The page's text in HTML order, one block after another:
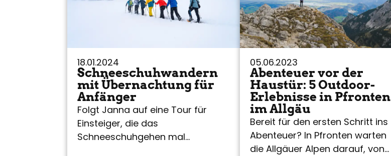
18.01.2024
Schneeschuhwandern
mit Übernachtung für
Anfänger
Folgt Janna auf eine Tour für
Einsteiger, die das
Schneeschuhgehen mal
05.06.2023
Abenteuer vor der
Haustür: 5 Outdoor-
Erlebnisse in Pfronten
im Allgäu
Bereit für den ersten Schritt ins
Abenteuer? In Pfronten warten
die Allgäuer Alpen darauf, von